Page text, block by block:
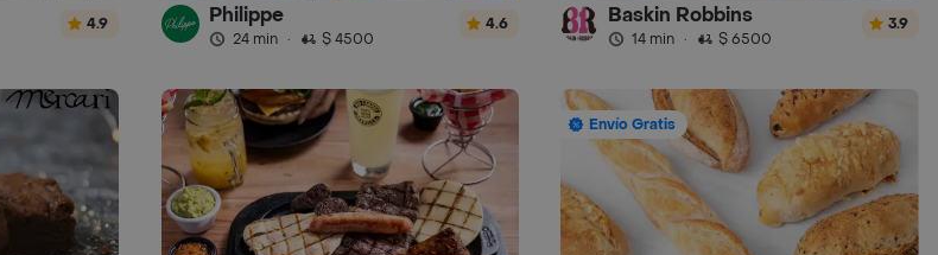
4.9 Philippe
24 min · $ 4500
4.6 Baskin Robbins
14 min · $ 6500
3.9
Envío Gratis